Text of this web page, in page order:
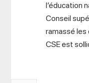
l’éducation
Conseil
ramassé
CSE est